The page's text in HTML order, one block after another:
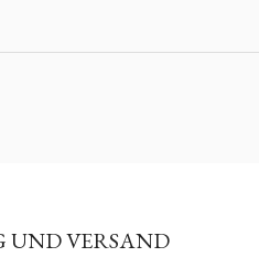
UND VERSAND